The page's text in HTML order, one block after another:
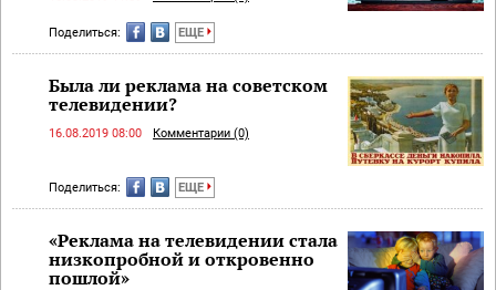
Поделиться: ЕЩЕ
Была ли реклама на советском
телевидении?
16.08.2019 08:00 Комментарии (0)
Поделиться: ЕЩЕ
«Реклама на телевидении стала
низкопробной и откровенно
пошлой»